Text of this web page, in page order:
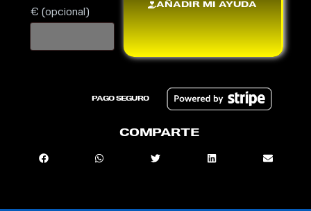
€ (opcional) AÑADIR MI AYUDA
PAGO SEGURO
COMPARTE